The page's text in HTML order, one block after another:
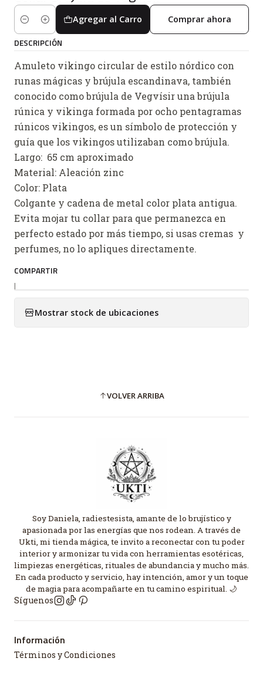
Cantidad
Agregar al Carro Comprar ahora
DESCRIPCIÓN
Amuleto vikingo circular de estilo nórdico con
runas mágicas y brújula escandinava, también
conocido como brújula de Vegvísir una brújula
rúnica y vikinga formada por ocho pentagramas
rúnicos vikingos, es un símbolo de protección y
guía que los vikingos utilizaban como brújula.
Largo: 65 cm aproximado
Material: Aleación zinc
Color: Plata
Colgante y cadena de metal color plata antigua.
Evita mojar tu collar para que permanezca en
perfecto estado por más tiempo, si usas cremas y
perfumes, no lo apliques directamente.
COMPARTIR
|
Mostrar stock de ubicaciones
VOLVER ARRIBA
Soy Daniela, radiestesista, amante de lo brujístico y
apasionada por las energías que nos rodean. A través de
Ukti, mi tienda mágica, te invito a reconectar con tu poder
interior y armonizar tu vida con herramientas esotéricas,
limpiezas energéticas, rituales de abundancia y mucho más.
En cada producto y servicio, hay intención, amor y un toque
de magia para acompañarte en tu camino espiritual. 🌙
Síguenos
Información
Términos y Condiciones